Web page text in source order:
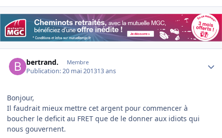
bertrand. Membre
Publication:20 mai 201313 ans
Bonjour,
Il faudrait mieux mettre cet argent pour commencer à
boucher le deficit au FRET que de le donner aux idiots qui
nous gouvernent.